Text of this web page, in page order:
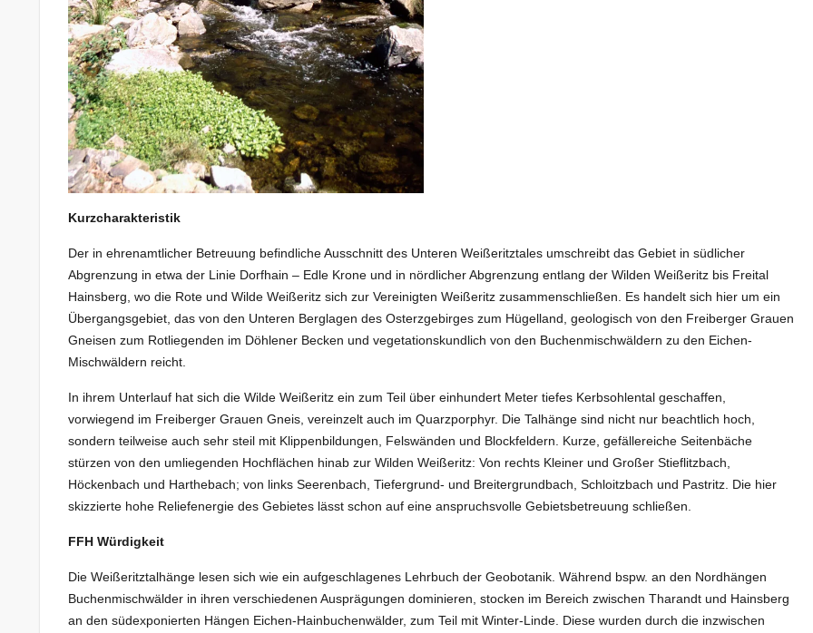
Kurzcharakteristik
Der in ehrenamtlicher Betreuung befindliche Ausschnitt des Unteren Weißeritztales umschreibt das Gebiet in südlicher
Abgrenzung in etwa der Linie Dorfhain – Edle Krone und in nördlicher Abgrenzung entlang der Wilden Weißeritz bis Freital
Hainsberg, wo die Rote und Wilde Weißeritz sich zur Vereinigten Weißeritz zusammenschließen. Es handelt sich hier um ein
Übergangsgebiet, das von den Unteren Berglagen des Osterzgebirges zum Hügelland, geologisch von den Freiberger Grauen
Gneisen zum Rotliegenden im Döhlener Becken und vegetationskundlich von den Buchenmischwäldern zu den Eichen-
Mischwäldern reicht.
In ihrem Unterlauf hat sich die Wilde Weißeritz ein zum Teil über einhundert Meter tiefes Kerbsohlental geschaffen,
vorwiegend im Freiberger Grauen Gneis, vereinzelt auch im Quarzporphyr. Die Talhänge sind nicht nur beachtlich hoch,
sondern teilweise auch sehr steil mit Klippenbildungen, Felswänden und Blockfeldern. Kurze, gefällereiche Seitenbäche
stürzen von den umliegenden Hochflächen hinab zur Wilden Weißeritz: Von rechts Kleiner und Großer Stieflitzbach,
Höckenbach und Harthebach; von links Seerenbach, Tiefergrund- und Breitergrundbach, Schloitzbach und Pastritz. Die hier
skizzierte hohe Reliefenergie des Gebietes lässt schon auf eine anspruchsvolle Gebietsbetreuung schließen.
FFH Würdigkeit
Die Weißeritztalhänge lesen sich wie ein aufgeschlagenes Lehrbuch der Geobotanik. Während bspw. an den Nordhängen
Buchenmischwälder in ihren verschiedenen Ausprägungen dominieren, stocken im Bereich zwischen Tharandt und Hainsberg
an den südexponierten Hängen Eichen-Hainbuchenwälder, zum Teil mit Winter-Linde. Diese wurden durch die inzwischen